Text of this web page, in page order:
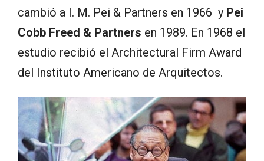
cambió a I. M. Pei & Partners en 1966 y Pei
Cobb Freed & Partners en 1989. En 1968 el
estudio recibió el Architectural Firm Award
del Instituto Americano de Arquitectos.